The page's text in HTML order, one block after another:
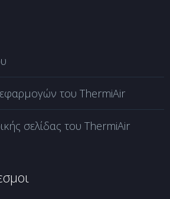
του ThermiAir
σελίδας του ThermiAir